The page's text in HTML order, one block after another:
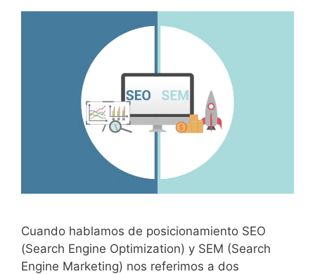
Cuando hablamos de posicionamiento SEO
(Search Engine Optimization) y SEM (Search
Engine Marketing) nos referimos a dos